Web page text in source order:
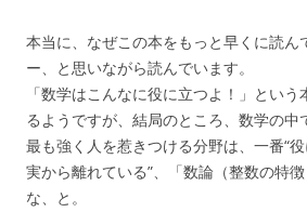
本当に、なぜこの本をもっと早くに読ん
ー、と思いながら読んでいます。
「数学はこんなに役に立つよ！」とい
るようですが、結局のところ、数学の中
最も強く人を惹きつける分野は、一番“
実から離れている”、「数論（整数の特
な、と。